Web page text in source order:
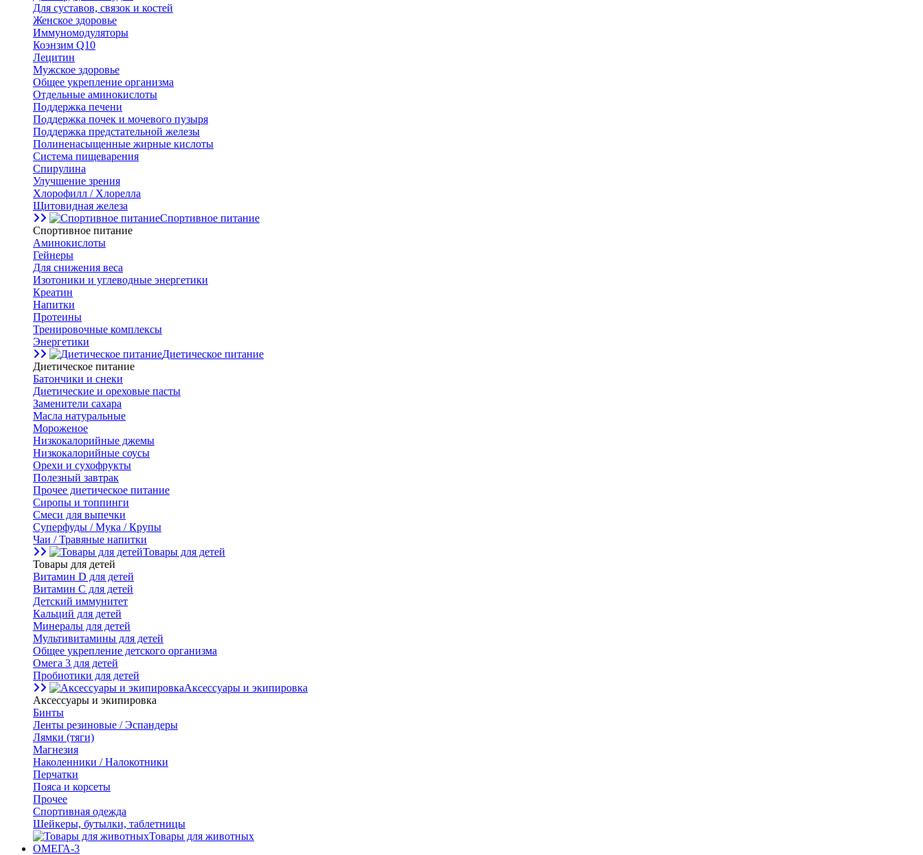
Для суставов, связок и костей
Женское здоровье
Иммуномодуляторы
Коэнзим Q10
Лецитин
Мужское здоровье
Общее укрепление организма
Отдельные аминокислоты
Поддержка печени
Поддержка почек и мочевого пузыря
Поддержка предстательной железы
Полиненасыщенные жирные кислоты
Система пищеварения
Спирулина
Улучшение зрения
Хлорофилл / Хлорелла
Щитовидная железа
Спортивное питание
Спортивное питание
Аминокислоты
Гейнеры
Для снижения веса
Изотоники и углеводные энергетики
Креатин
Напитки
Протеины
Тренировочные комплексы
Энергетики
Диетическое питание
Диетическое питание
Батончики и снеки
Диетические и ореховые пасты
Заменители сахара
Масла натуральные
Мороженое
Низкокалорийные джемы
Низкокалорийные соусы
Орехи и сухофрукты
Полезный завтрак
Прочее диетическое питание
Сиропы и топпинги
Смеси для выпечки
Суперфуды / Мука / Крупы
Чаи / Травяные напитки
Товары для детей
Товары для детей
Витамин D для детей
Витамин С для детей
Детский иммунитет
Кальций для детей
Минералы для детей
Мультивитамины для детей
Общее укрепление детского организма
Омега 3 для детей
Пробиотики для детей
Аксессуары и экипировка
Аксессуары и экипировка
Бинты
Ленты резиновые / Эспандеры
Лямки (тяги)
Магнезия
Наколенники / Налокотники
Перчатки
Пояса и корсеты
Прочее
Спортивная одежда
Шейкеры, бутылки, таблетницы
Товары для животных
ОМЕГА-3